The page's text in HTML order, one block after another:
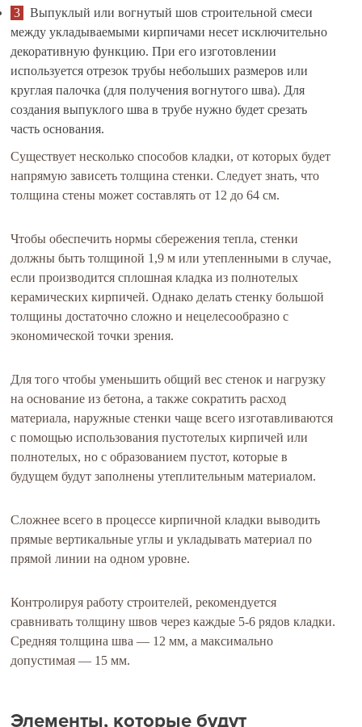
Выпуклый или вогнутый шов строительной смеси
между укладываемыми кирпичами несет исключительно
декоративную функцию. При его изготовлении
используется отрезок трубы небольших размеров или
круглая палочка (для получения вогнутого шва). Для
создания выпуклого шва в трубе нужно будет срезать
часть основания.
Существует несколько способов кладки, от которых будет
напрямую зависеть толщина стенки. Следует знать, что
толщина стены может составлять от 12 до 64 см.
Чтобы обеспечить нормы сбережения тепла, стенки
должны быть толщиной 1,9 м или утепленными в случае,
если производится сплошная кладка из полнотелых
керамических кирпичей. Однако делать стенку большой
толщины достаточно сложно и нецелесообразно с
экономической точки зрения.
Для того чтобы уменьшить общий вес стенок и нагрузку
на основание из бетона, а также сократить расход
материала, наружные стенки чаще всего изготавливаются
с помощью использования пустотелых кирпичей или
полнотелых, но с образованием пустот, которые в
будущем будут заполнены утеплительным материалом.
Сложнее всего в процессе кирпичной кладки выводить
прямые вертикальные углы и укладывать материал по
прямой линии на одном уровне.
Контролируя работу строителей, рекомендуется
сравнивать толщину швов через каждые 5-6 рядов кладки.
Средняя толщина шва — 12 мм, а максимально
допустимая — 15 мм.
Элементы, которые будут